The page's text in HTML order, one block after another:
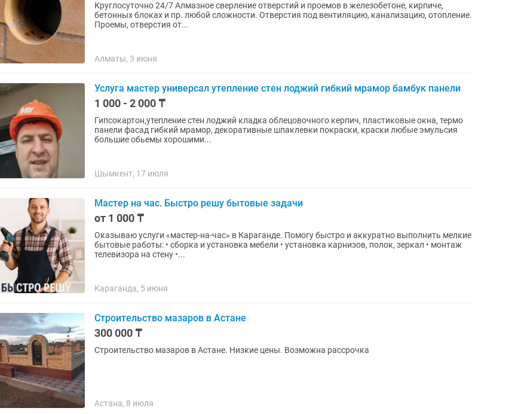
Круглосуточно 24/7 Алмазное сверление отверстий и проемов в железобетоне, кирпиче,
бетонных блоках и пр. любой сложности. Отверстия под вентиляцию, канализацию, отопление.
Проемы, отверстия от...
Алматы, 3 июня
Услуга мастер универсал утепление стен лоджий гибкий мрамор бамбук панели
1 000 - 2 000 ₸
Гипсокартон,утепление стен лоджий кладка облецовочного керпич, пластиковые окна, термо
панели фасад гибкий мрамор, декоративные шпаклевки покраски, краски любые эмульсия
большие обьемы хорошими...
Шымкент, 17 июля
Мастер на час. Быстро решу бытовые задачи
от 1 000 ₸
Оказываю услуги «мастер-на-час» в Караганде. Помогу быстро и аккуратно выполнить мелкие
бытовые работы: • сборка и установка мебели • установка карнизов, полок, зеркал • монтаж
телевизора на стену •...
Караганда, 5 июня
Строительство мазаров в Астане
300 000 ₸
Строительство мазаров в Астане. Низкие цены. Возможна рассрочка
Астана, 8 июля